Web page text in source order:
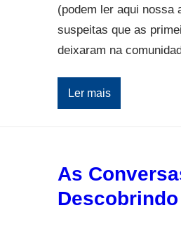
(podem ler aqui nossa
suspeitas que as
deixaram na
Ler mais
As